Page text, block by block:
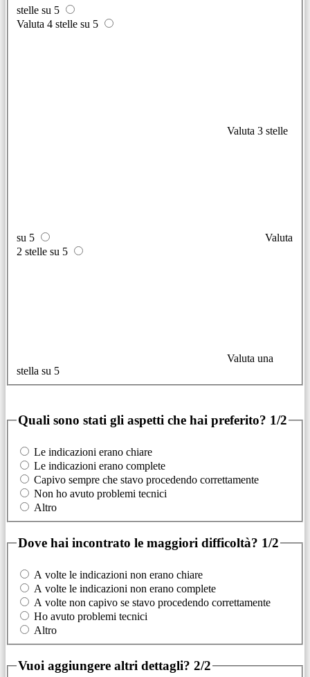
stelle su 5
Valuta 4 stelle su 5
Valuta 3 stelle
su 5
Valuta
2 stelle su 5
Valuta una
stella su 5
Quali sono stati gli aspetti che hai preferito? 1/2
Le indicazioni erano chiare
Le indicazioni erano complete
Capivo sempre che stavo procedendo correttamente
Non ho avuto problemi tecnici
Altro
Dove hai incontrato le maggiori difficoltà? 1/2
A volte le indicazioni non erano chiare
A volte le indicazioni non erano complete
A volte non capivo se stavo procedendo correttamente
Ho avuto problemi tecnici
Altro
Vuoi aggiungere altri dettagli? 2/2